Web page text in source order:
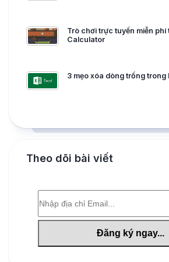
Trò chơi trực tuyến miễn
Calculator
3 mẹo xóa dòng trống trong
Theo dõi bài viết